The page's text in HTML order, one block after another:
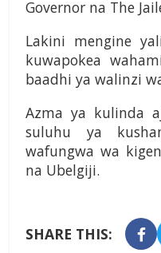
Governor na The
Lakini mengine
kuwapokea
baadhi ya walinzi
Azma ya kulinda
suluhu ya
wafungwa wa
na Ubelgiji.
SHARE THIS: